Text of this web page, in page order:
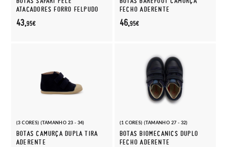
ATACADORES FORRO FELPUDO
43,95€
FECHO ADERENTE
46,95€
(3 CORES) (TAMANHO 23 - 34)
BOTAS CAMURÇA DUPLA TIRA
ADERENTE
(1 CORES) (TAMANHO 27 - 32)
BOTAS BIOMECANICS DUPLO
FECHO ADERENTE